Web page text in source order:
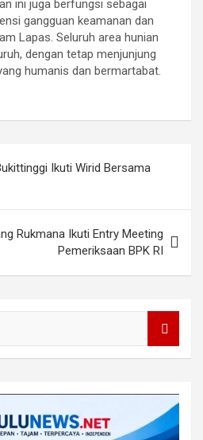
ini juga berfungsi sebagai
gangguan keamanan dan
Lapas. Seluruh area hunian
dengan tetap menjunjung
humanis dan bermartabat.
Ikuti Wirid Bersama
Rukmana Ikuti Entry Meeting
Pemeriksaan BPK RI